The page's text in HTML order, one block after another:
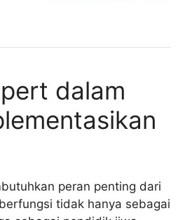
dalam
peran penting dari
tidak hanya sebagai